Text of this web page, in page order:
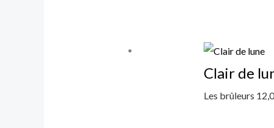
Clair de
Les brûleurs